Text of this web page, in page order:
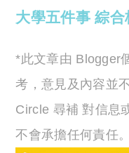
大學五件事綜合
*此文章由 Blogger
考，意見及內容並
Circle 尋補 對信息
不會承擔任何責任。